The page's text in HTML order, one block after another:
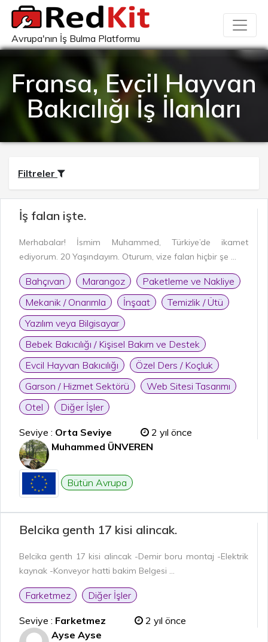
Avrupa'nın İş Bulma Platformu
Fransa, Evcil Hayvan
Bakıcılığı İş İlanları
Filtreler
İş falan işte.
Merhabalar! İsmim Muhammed, Türkiye’de ikamet
ediyorum. 20 Yaşındayım. Oturum, vize falan hiçbir şe ...
Bahçıvan Marangoz
Paketleme ve Nakliye
Mekanik / Onarımla
İnşaat
Temizlik / Ütü
Yazılım veya Bilgisayar
Bebek Bakıcılığı / Kişisel Bakım ve Destek
Evcil Hayvan Bakıcılığı
Özel Ders / Koçluk
Garson / Hizmet Sektörü
Web Sitesi Tasarımı
Otel
Diğer İşler
Seviye : Orta Seviye
2 yıl önce
Muhammed ÜNVEREN
Bütün Avrupa
Belcika genth 17 kisi alincak.
Belcika genth 17 kisi alincak -Demir boru montaj -Elektrik
kaynak -Konveyor hatti bakim Belgesi ...
Farketmez Diğer İşler
Seviye : Farketmez
2 yıl önce
Ayse Ayse